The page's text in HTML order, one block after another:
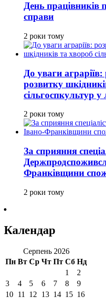
День працівників
справи
2 роки тому
До уваги
розвитку
сільгоспкультур
2 роки тому
За сприяння
Франківщини
2 роки тому
Календар
Серпень 2026
Пн Вт Ср Чт Пт Сб Нд
1
2
3
4 5 6 7 8
9
10 11 12 13 14 15 16